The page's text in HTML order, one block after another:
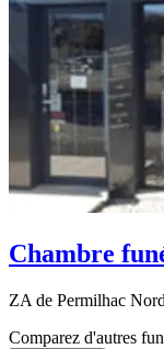
Chambre
ZA de Permilhac
Comparez d'autres